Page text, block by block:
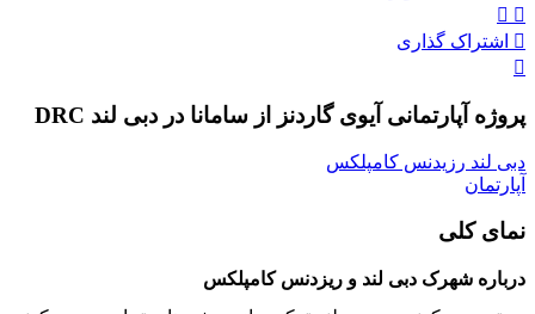
اشتراک گذاری
پروژه آپارتمانی آیوی گاردنز از سامانا در دبی لند DRC
دبی لند رزیدنس کامپلکس
آپارتمان
نمای کلی
درباره شهرک دبی لند و ریزدنس کامپلکس